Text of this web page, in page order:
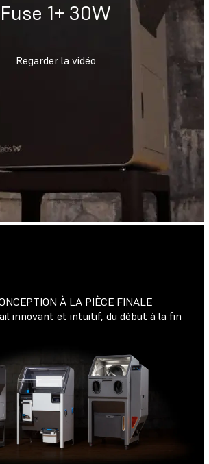
Fuse 1+ 30W
Regarder la vidéo
À LA PIÈCE FINALE
innovant et intuitif, du début à la fin